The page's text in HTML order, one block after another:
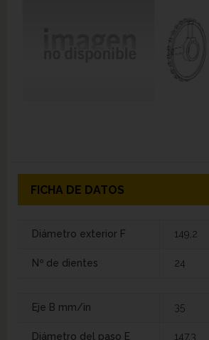
FICHA DE DATOS
Diámetro exterior F 149,2
Nº de dientes 24
Eje B mm/in 35
Diámetro del paso E 147,3